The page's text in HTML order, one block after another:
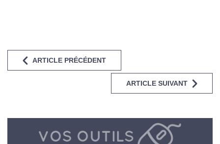
ARTICLE PRÉCÉDENT
ARTICLE SUIVANT